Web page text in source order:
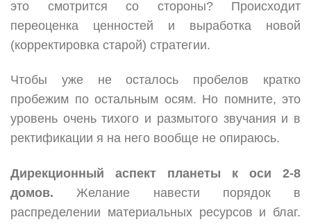
это смотрится со стороны? Происходит
переоценка ценностей и выработка новой
(корректировка старой) стратегии.
Чтобы уже не осталось пробелов кратко
пробежим по остальным осям. Но помните, это
уровень очень тихого и размытого звучания и в
ректификации я на него вообще не опираюсь.
Дирекционный аспект планеты к оси 2-8
домов. Желание навести порядок в
распределении материальных ресурсов и благ.